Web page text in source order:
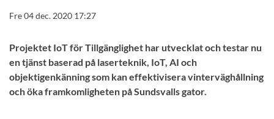
Fre 04 dec. 2020 17:27
Projektet IoT för Tillgänglighet har utvecklat och testar nu
en tjänst baserad på laserteknik, IoT, AI och
objektigenkänning som kan effektivisera vinterväghållning
och öka framkomligheten på Sundsvalls gator.